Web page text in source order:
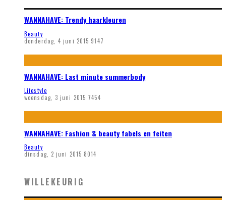
WANNAHAVE: Trendy haarkleuren
Beauty
donderdag, 4 juni 2015 9147
WANNAHAVE: Last minute summerbody
Lifestyle
woensdag, 3 juni 2015 7454
WANNAHAVE: Fashion & beauty fabels en feiten
Beauty
dinsdag, 2 juni 2015 8014
WILLEKEURIG